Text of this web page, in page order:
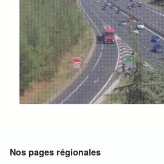
Nos pages régionales